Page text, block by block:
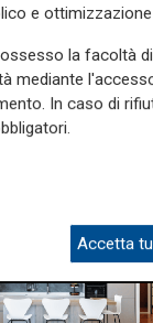
e
la facoltà
mediante
In caso di
Accetta